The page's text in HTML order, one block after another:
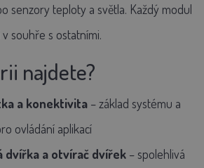
senzory teploty a světla. Každý modul
souhře s ostatními.
najdete?
a konektivita – základ systému a
ovládání aplikací
dvířka a otvírač dvířek – spolehlivá